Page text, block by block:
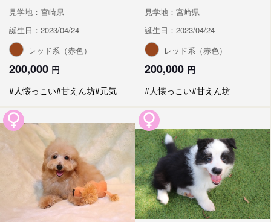
見学地：宮崎県
誕生日：2023/04/24
レッド系（赤色）
200,000 円
#人懐っこい#甘えん坊#元気
見学地：宮崎県
誕生日：2023/04/24
レッド系（赤色）
200,000 円
#人懐っこい#甘えん坊